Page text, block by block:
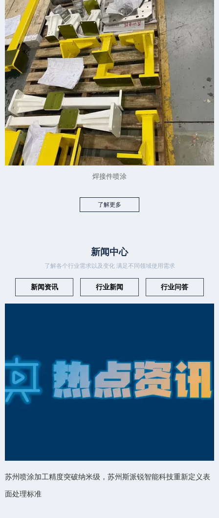
焊接件喷涂
了解更多
新闻中心
了解各个行业需求以及变化 满足不同领域使用需求
新闻资讯 行业新闻 行业问答
苏州喷涂加工精度突破纳米级，苏州斯派锐智能科技重新定义表
面处理标准